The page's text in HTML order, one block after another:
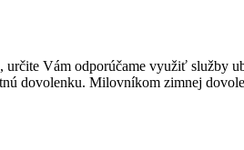
, určite Vám odporúčame využiť služby
dovolenku. Milovníkom zimnej